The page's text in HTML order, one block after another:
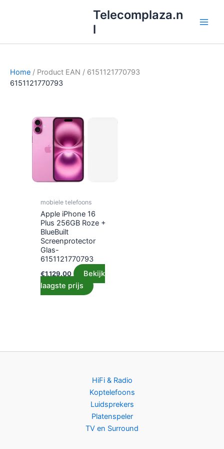
inhoud
Telecomplaza.n
l
Home / Product EAN / 6151121770793
6151121770793
mobiele telefoons
Apple iPhone 16
Plus 256GB Roze +
BlueBuilt
Screenprotector
Glas-
6151121770793
€1,129.00
Bekijk
laagste prijs
HiFi & Radio
Koptelefoons
Luidsprekers
Platenspeler
TV en Surround